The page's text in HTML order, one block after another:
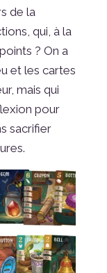
de la
qui, à la
? On a
et les cartes
mais qui
pour
sacrifier